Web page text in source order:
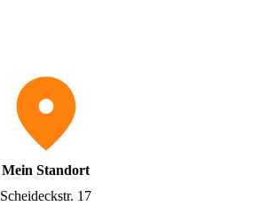
Mein Standort
Scheideckstr. 17